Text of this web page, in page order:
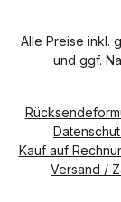
4
a
g
Alle Preise inkl.
und ggf.
Kauf auf
Versand /